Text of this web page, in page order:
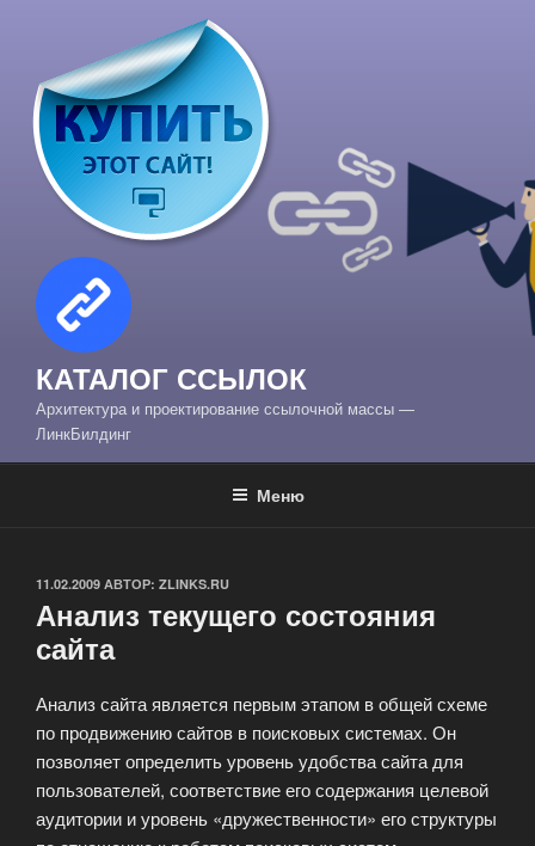
содержимому
КАТАЛОГ ССЫЛОК
Архитектура и проектирование ссылочной массы —
ЛинкБилдинг
Меню
ОПУБЛИКОВАНО
11.02.2009 АВТОР: ZLINKS.RU
Анализ текущего состояния
сайта
Анализ сайта является первым этапом в общей схеме
по продвижению сайтов в поисковых системах. Он
позволяет определить уровень удобства сайта для
пользователей, соответствие его содержания целевой
аудитории и уровень «дружественности» его структуры